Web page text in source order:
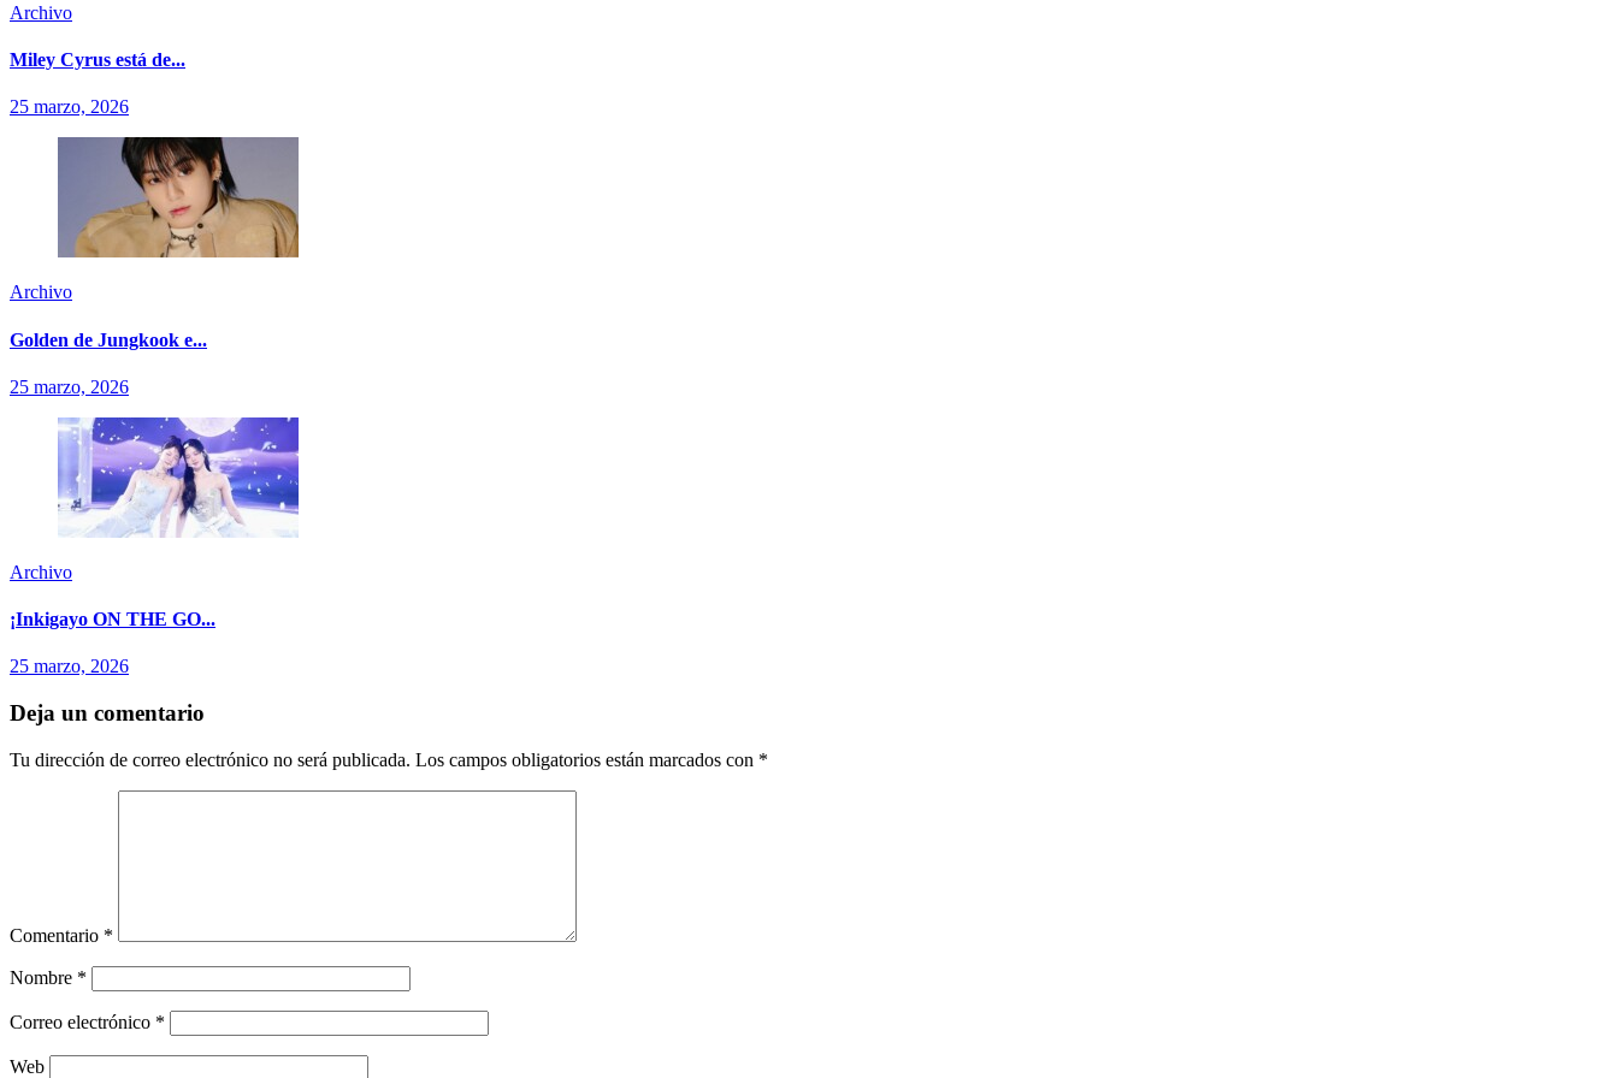
Archivo
Miley Cyrus está de...
25 marzo, 2026
Archivo
Golden de Jungkook e...
25 marzo, 2026
Archivo
¡Inkigayo ON THE GO...
25 marzo, 2026
Deja un comentario
Tu dirección de correo electrónico no será publicada. Los campos obligatorios están marcados con *
Comentario *
Nombre *
Correo electrónico *
Web